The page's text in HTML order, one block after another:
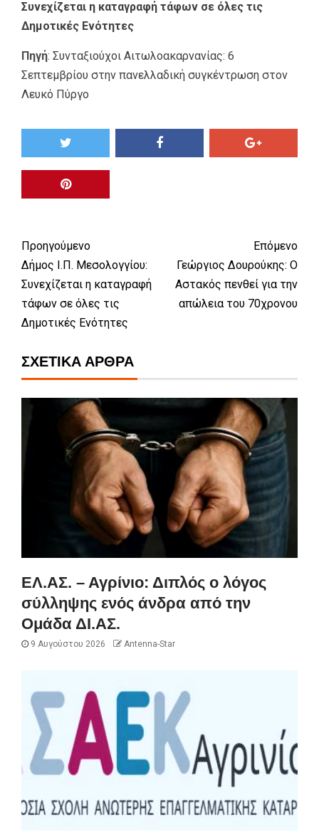
Συνεχίζεται η καταγραφή τάφων σε όλες τις
Δημοτικές Ενότητες
Πηγή: Συνταξιούχοι Αιτωλοακαρνανίας: 6
Σεπτεμβρίου στην πανελλαδική συγκέντρωση στον
Λευκό Πύργο
Προηγούμενο
Δήμος Ι.Π. Μεσολογγίου:
Συνεχίζεται η καταγραφή
τάφων σε όλες τις
Δημοτικές Ενότητες
Επόμενο
Γεώργιος Δουρούκης: Ο
Αστακός πενθεί για την
απώλεια του 70χρονου
ΣΧΕΤΙΚΆ ΆΡΘΡΑ
ΕΛ.ΑΣ. – Αγρίνιο: Διπλός ο λόγος
σύλληψης ενός άνδρα από την
Ομάδα ΔΙ.ΑΣ.
9 Αυγούστου 2026 Antenna-Star